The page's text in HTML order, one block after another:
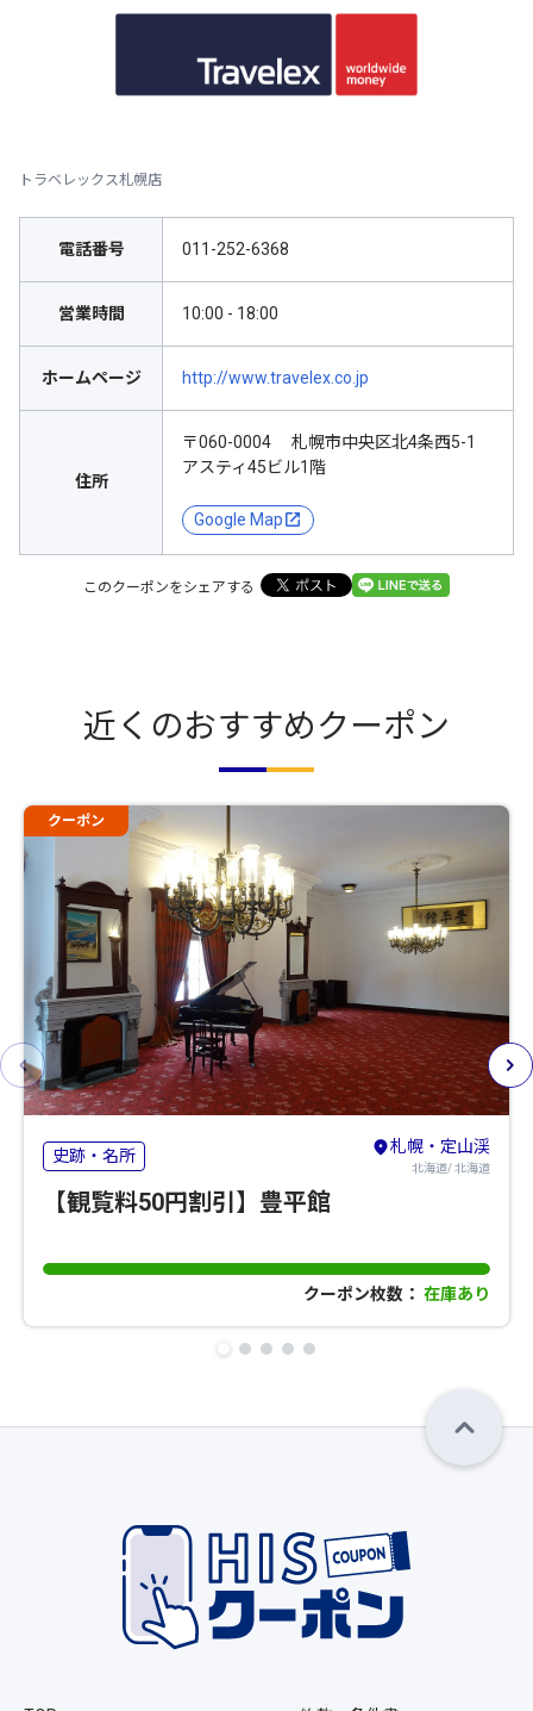
トラベレックス札幌店
電話番号 011-252-6368
営業時間 10:00 - 18:00
ホームページ http://www.travelex.co.jp
住所
〒060-0004 札幌市中央区北4条西5-1
アスティ45ビル1階
Google Map
このクーポンをシェアする
近くのおすすめクーポン
クーポン
史跡・名所 札幌・定山渓
北海道/ 北海道
【観覧料50円割引】豊平館
クーポン枚数： 在庫あり